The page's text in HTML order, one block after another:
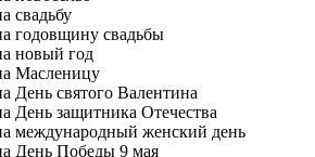
свадьбу
годовщину свадьбы
новый год
Масленицу
День святого Валентина
День защитника Отечества
международный женский день
День Победы 9 мая